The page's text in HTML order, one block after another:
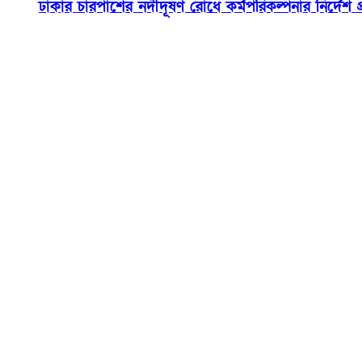
ঢাকার চারপাশের নদীদূষণ রোধে কর্মপরিকল্পনার নির্দেশ